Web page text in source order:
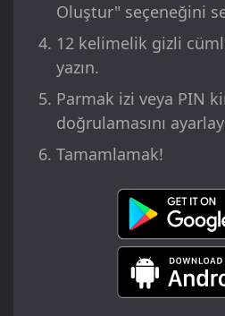
Oluştur" seçeneğini
12 kelimelik gizli
yazın.
Parmak izi veya PIN
doğrulamasını
Tamamlamak!